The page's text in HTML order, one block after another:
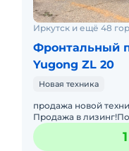
Иркутск и ещё 48
Фронтальный
Yugong ZL 20
Новая техника
продажа новой
Продажа в
Фронтальный
двигателем Yunnei